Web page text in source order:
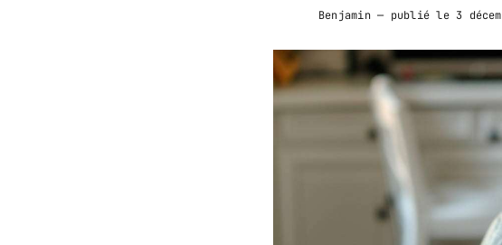
Benjamin— publié le 3